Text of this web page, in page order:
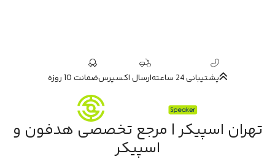
پشتیبانی 24 ساعته ارسال اکسپرسضمانت 10 روزه
تهران اسپیکر | مرجع تخصصی هدفون و
اسپیکر